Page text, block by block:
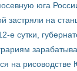
юга
застряли на
е сутки,
на рисоводстве